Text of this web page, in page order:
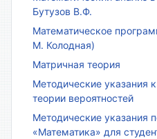
Бутузов В.Ф.
Математическое
М. Колодная)
Матричная теория
Методические указания
теории вероятностей
Методические указания
«Математика» для